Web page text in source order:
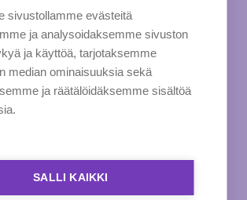
sivustollamme evästeitä
ja analysoidaksemme sivuston
ja käyttöä, tarjotaksemme
median ominaisuuksia sekä
ja räätälöidäksemme sisältöä
SALLI KAIKKI